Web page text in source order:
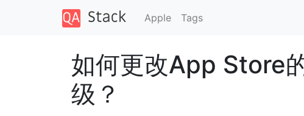
Apple Tags
如何更改App Store
级？